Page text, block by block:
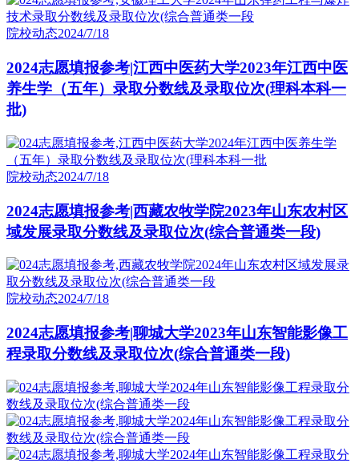
院校动态2024/7/18
2024志愿填报参考|江西中医药大学2023年江西中医
养生学（五年）录取分数线及录取位次(理科本科一
批)
院校动态2024/7/18
2024志愿填报参考|西藏农牧学院2023年山东农村区
域发展录取分数线及录取位次(综合普通类一段)
院校动态2024/7/18
2024志愿填报参考|聊城大学2023年山东智能影像工
程录取分数线及录取位次(综合普通类一段)